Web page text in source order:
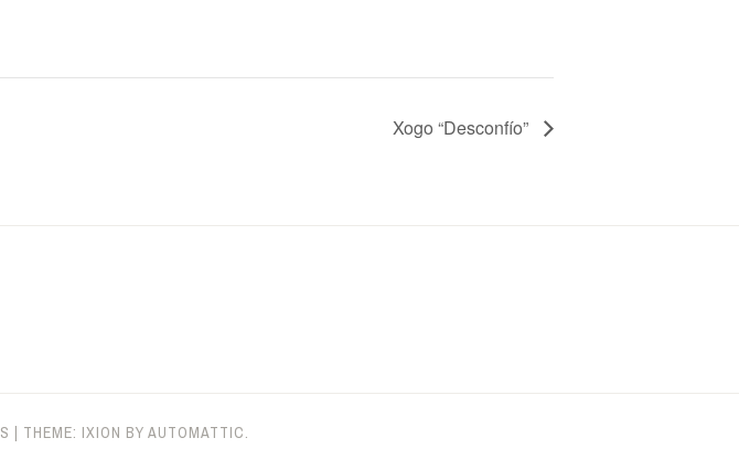
Xogo “Desconfío”
| THEME: IXION BY AUTOMATTIC.